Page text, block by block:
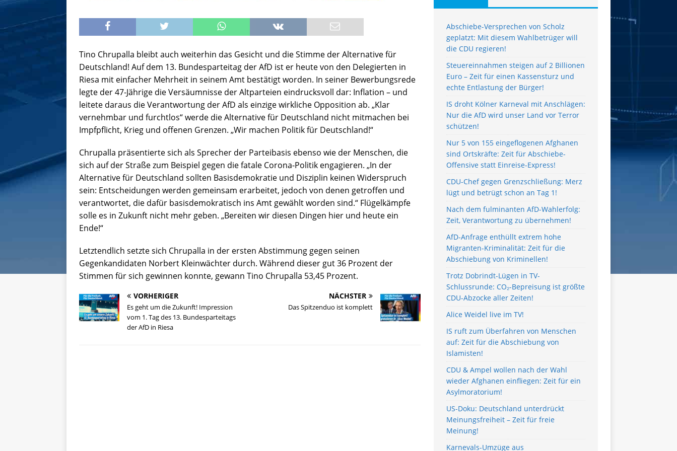
Tino Chrupalla bleibt auch weiterhin das Gesicht und die Stimme der Alternative für
Deutschland! Auf dem 13. Bundesparteitag der AfD ist er heute von den Delegierten in
Riesa mit einfacher Mehrheit in seinem Amt bestätigt worden. In seiner Bewerbungsrede
legte der 47-Jährige die Versäumnisse der Altparteien eindrucksvoll dar: Inflation – und
leitete daraus die Verantwortung der AfD als einzige wirkliche Opposition ab. „Klar
vernehmbar und furchtlos“ werde die Alternative für Deutschland nicht mitmachen bei
Impfpflicht, Krieg und offenen Grenzen. „Wir machen Politik für Deutschland!“
Chrupalla präsentierte sich als Sprecher der Parteibasis ebenso wie der Menschen, die
sich auf der Straße zum Beispiel gegen die fatale Corona-Politik engagieren. „In der
Alternative für Deutschland sollten Basisdemokratie und Disziplin keinen Widerspruch
sein: Entscheidungen werden gemeinsam erarbeitet, jedoch von denen getroffen und
verantwortet, die dafür basisdemokratisch ins Amt gewählt worden sind.“ Flügelkämpfe
solle es in Zukunft nicht mehr geben. „Bereiten wir diesen Dingen hier und heute ein
Ende!“
Letztendlich setzte sich Chrupalla in der ersten Abstimmung gegen seinen
Gegenkandidaten Norbert Kleinwächter durch. Während dieser gut 36 Prozent der
Stimmen für sich gewinnen konnte, gewann Tino Chrupalla 53,45 Prozent.
VORHERIGER
Es geht um die Zukunft! Impression
vom 1. Tag des 13. Bundesparteitags
der AfD in Riesa
NÄCHSTER
Das Spitzenduo ist komplett
Abschiebe-Versprechen von Scholz
geplatzt: Mit diesem Wahlbetrüger will
die CDU regieren!
Steuereinnahmen steigen auf 2 Billionen
Euro – Zeit für einen Kassensturz und
echte Entlastung der Bürger!
IS droht Kölner Karneval mit Anschlägen:
Nur die AfD wird unser Land vor Terror
schützen!
Nur 5 von 155 eingeflogenen Afghanen
sind Ortskräfte: Zeit für Abschiebe-
Offensive statt Einreise-Express!
CDU-Chef gegen Grenzschließung: Merz
lügt und betrügt schon an Tag 1!
Nach dem fulminanten AfD-Wahlerfolg:
Zeit, Verantwortung zu übernehmen!
AfD-Anfrage enthüllt extrem hohe
Migranten-Kriminalität: Zeit für die
Abschiebung von Kriminellen!
Trotz Dobrindt-Lügen in TV-
Schlussrunde: CO₂-Bepreisung ist größte
CDU-Abzocke aller Zeiten!
Alice Weidel live im TV!
IS ruft zum Überfahren von Menschen
auf: Zeit für die Abschiebung von
Islamisten!
CDU & Ampel wollen nach der Wahl
wieder Afghanen einfliegen: Zeit für ein
Asylmoratorium!
US-Doku: Deutschland unterdrückt
Meinungsfreiheit – Zeit für freie
Meinung!
Karnevals-Umzüge aus